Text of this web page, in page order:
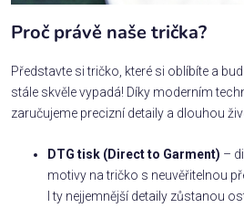
Proč právě naše trička?
Představte si tričko, které si oblíbíte a
stále skvěle vypadá! Díky moderním
zaručujeme precizní detaily a dlouhou
DTG tisk (Direct to Garment) –
motivy na tričko s neuvěřitelnou
I ty nejjemnější detaily zůstanou